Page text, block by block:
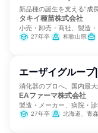
新品種の誕生を支える“成
タキイ種苗株式会社
小売・卸売・商社、製造
27年卒 和歌山県
エーザイグループ
消化器のプロへ。国内最
EAファーマ株式会社
製造・メーカー、病院・
27年卒 北海道、青森県、岩手県、宮城県、秋田県、山形県、福島県、茨城県、栃木県、群馬県、埼玉県、千葉県、東京都、神奈川県、新潟県、富山県、石川県、福井県、山梨県、長野県、岐